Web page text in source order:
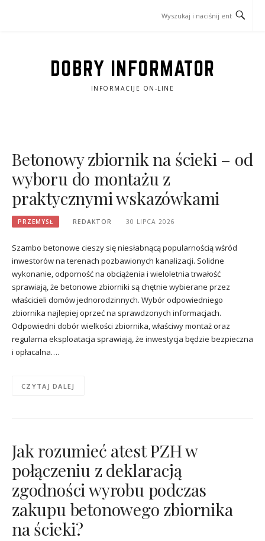
DOBRY INFORMATOR
INFORMACIJE ON-LINE
Betonowy zbiornik na ścieki – od
wyboru do montażu z
praktycznymi wskazówkami
PRZEMYSŁ REDAKTOR 30 LIPCA 2026
Szambo betonowe cieszy się niesłabnącą popularnością wśród
inwestorów na terenach pozbawionych kanalizacji. Solidne
wykonanie, odporność na obciążenia i wieloletnia trwałość
sprawiają, że betonowe zbiorniki są chętnie wybierane przez
właścicieli domów jednorodzinnych. Wybór odpowiedniego
zbiornika najlepiej oprzeć na sprawdzonych informacjach.
Odpowiedni dobór wielkości zbiornika, właściwy montaż oraz
regularna eksploatacja sprawiają, że inwestycja będzie bezpieczna
i opłacalna….
CZYTAJ DALEJ
Jak rozumieć atest PZH w
połączeniu z deklaracją
zgodności wyrobu podczas
zakupu betonowego zbiornika
na ścieki?